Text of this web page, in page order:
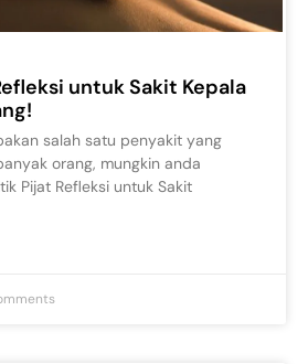
untuk Sakit Kepala
salah satu penyakit yang
orang, mungkin anda
Pijat Refleksi untuk Sakit